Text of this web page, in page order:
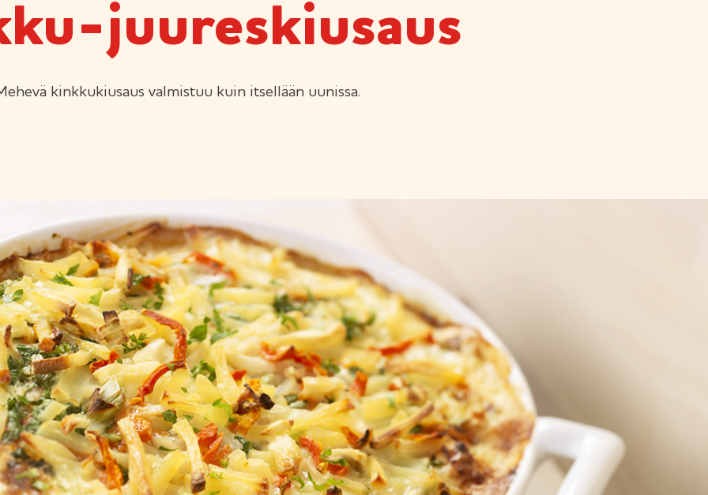
juureskiusaus
kinkkukiusaus valmistuu kuin itsellään uunissa.